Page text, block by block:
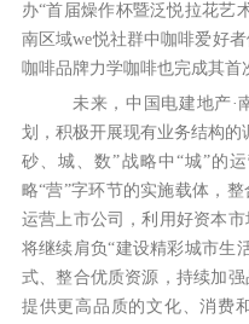
办“首届燥作杯暨泛悦拉花艺
南区域we悦社群中咖啡爱好
咖啡品牌力学咖啡也完成其首
未来，中国电建地产·南
划，积极开展现有业务结构的
砂、城、数”战略中“城”的
略“营”字环节的实施载体，
运营上市公司，利用好资本市
将继续肩负“建设精彩城市生
式、整合优质资源，持续加
提供更高品质的文化、消费